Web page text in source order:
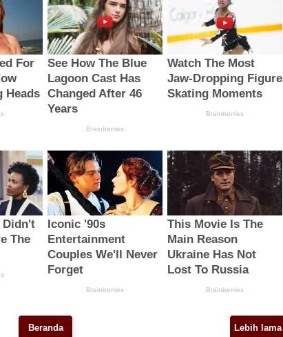
Lebih lama
Beranda